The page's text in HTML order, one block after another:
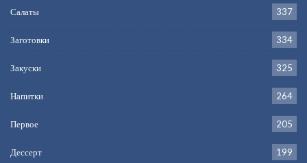
Салаты 337
Заготовки 334
Закуски 325
Напитки 264
Первое 205
Дессерт 199